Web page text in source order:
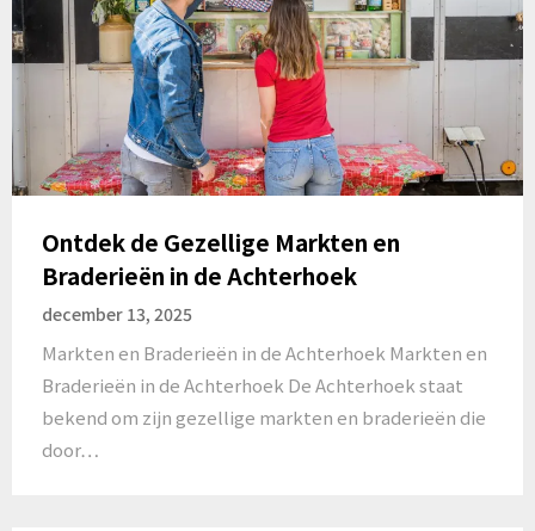
Ontdek de Gezellige Markten en
Braderieën in de Achterhoek
december 13, 2025
Markten en Braderieën in de Achterhoek Markten en
Braderieën in de Achterhoek De Achterhoek staat
bekend om zijn gezellige markten en braderieën die
door…